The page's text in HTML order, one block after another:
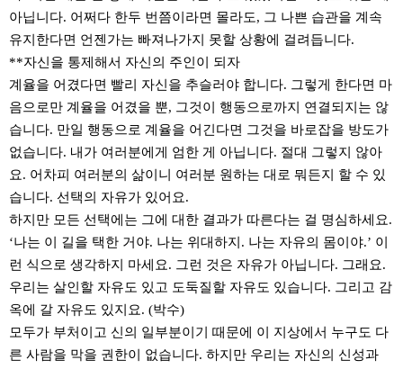
아닙니다. 어쩌다 한두 번쯤이라면 몰라도, 그 나쁜 습관을 계속
유지한다면 언젠가는 빠져나가지 못할 상황에 걸려듭니다.
**자신을 통제해서 자신의 주인이 되자
계율을 어겼다면 빨리 자신을 추슬러야 합니다. 그렇게 한다면 마
음으로만 계율을 어겼을 뿐, 그것이 행동으로까지 연결되지는 않
습니다. 만일 행동으로 계율을 어긴다면 그것을 바로잡을 방도가
없습니다. 내가 여러분에게 엄한 게 아닙니다. 절대 그렇지 않아
요. 어차피 여러분의 삶이니 여러분 원하는 대로 뭐든지 할 수 있
습니다. 선택의 자유가 있어요.
하지만 모든 선택에는 그에 대한 결과가 따른다는 걸 명심하세요.
‘나는 이 길을 택한 거야. 나는 위대하지. 나는 자유의 몸이야.’ 이
런 식으로 생각하지 마세요. 그런 것은 자유가 아닙니다. 그래요.
우리는 살인할 자유도 있고 도둑질할 자유도 있습니다. 그리고 감
옥에 갈 자유도 있지요. (박수)
모두가 부처이고 신의 일부분이기 때문에 이 지상에서 누구도 다
른 사람을 막을 권한이 없습니다. 하지만 우리는 자신의 신성과